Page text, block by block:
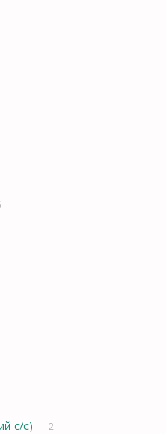
с/с) 2